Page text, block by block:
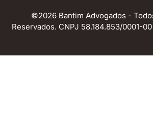
©2026 Bantim Advogados -
Reservados. CNPJ 58.184.853/0001-